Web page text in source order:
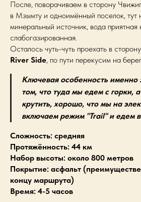
После, поворачиваем в сторону
в Мзымту и одноимённый поселок, тут
минеральный источник, вода приятная
слабогазированная.
Осталось чуть-чуть проехать в
River Side, по пути перекусим на
Ключевая особенность именно
том, что туда мы едем с горки,
крутить, хорошо, что мы на
включаем режим "Trail" и едем в
Сложность: средняя
Протяжённость: 44 км
Набор высоты: около 800 метров
Покрытие: асфальт
концу маршрута)
Время: 4-5 часов